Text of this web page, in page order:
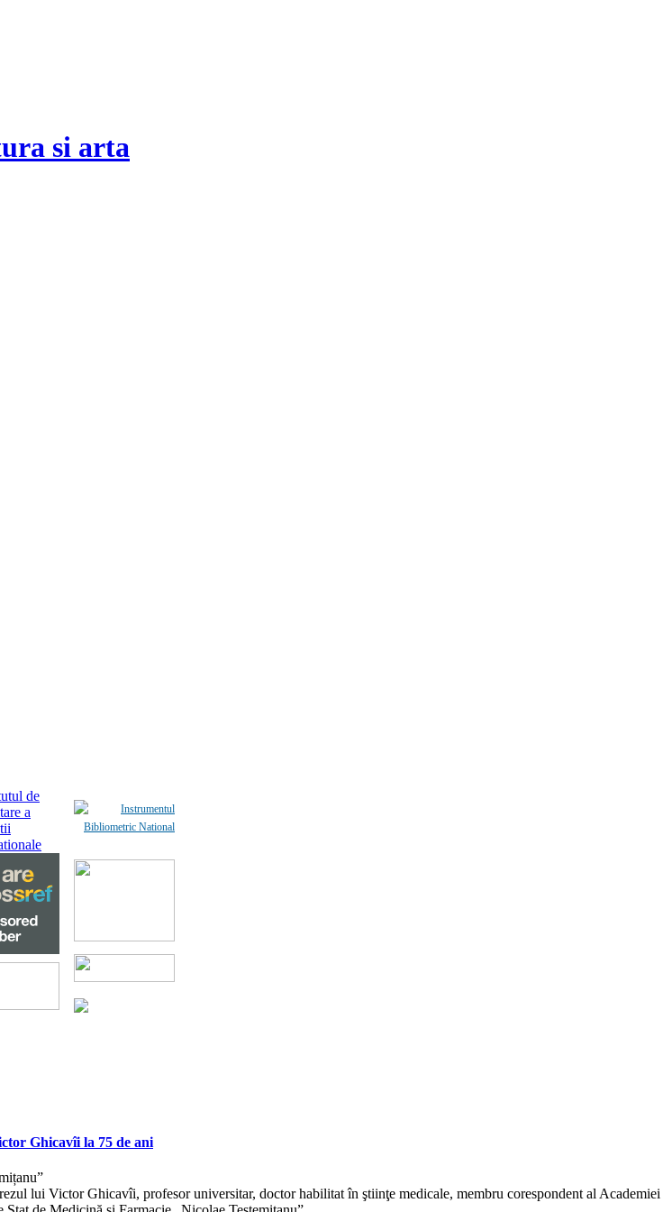
si arta
Ghicavîi la 75 de ani
lui Victor Ghicavîi, profesor universitar, doctor habilitat în ştiinţe medicale, membru corespondent al Academiei